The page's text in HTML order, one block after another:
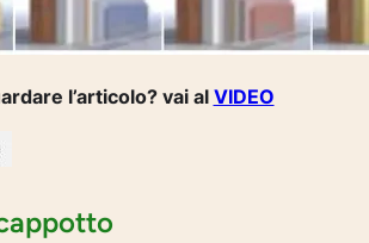
l’articolo? vai al VIDEO